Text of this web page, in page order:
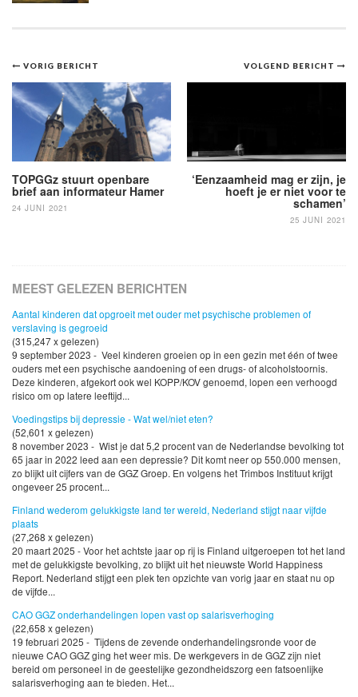
Bericht
navigatie
VOLGEND BERICHT
‘Eenzaamheid mag er zijn, je
hoeft je er niet voor te
schamen’
25 JUNI 2021
VORIG BERICHT
TOPGGz stuurt openbare
brief aan informateur Hamer
24 JUNI 2021
MEEST GELEZEN BERICHTEN
Aantal kinderen dat opgroeit met ouder met psychische problemen of
verslaving is gegroeid
(315,247 x gelezen)
9 september 2023 - Veel kinderen groeien op in een gezin met één of twee
ouders met een psychische aandoening of een drugs- of alcoholstoornis.
Deze kinderen, afgekort ook wel KOPP/KOV genoemd, lopen een verhoogd
risico om op latere leeftijd...
Voedingstips bij depressie - Wat wel/niet eten?
(52,601 x gelezen)
8 november 2023 - Wist je dat 5,2 procent van de Nederlandse bevolking tot
65 jaar in 2022 leed aan een depressie? Dit komt neer op 550.000 mensen,
zo blijkt uit cijfers van de GGZ Groep. En volgens het Trimbos Instituut krijgt
ongeveer 25 procent...
Finland wederom gelukkigste land ter wereld, Nederland stijgt naar vijfde
plaats
(27,268 x gelezen)
20 maart 2025 - Voor het achtste jaar op rij is Finland uitgeroepen tot het land
met de gelukkigste bevolking, zo blijkt uit het nieuwste World Happiness
Report. Nederland stijgt een plek ten opzichte van vorig jaar en staat nu op
de vijfde...
CAO GGZ onderhandelingen lopen vast op salarisverhoging
(22,658 x gelezen)
19 februari 2025 - Tijdens de zevende onderhandelingsronde voor de
nieuwe CAO GGZ ging het weer mis. De werkgevers in de GGZ zijn niet
bereid om personeel in de geestelijke gezondheidszorg een fatsoenlijke
salarisverhoging aan te bieden. Het...